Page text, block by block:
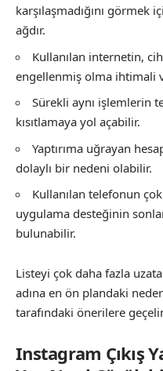
karşılaşmadığını görmek
ağdır.
Kullanılan internetin,
engellenmiş olma ihtimali
Sürekli aynı işlemlerin
kısıtlamaya yol açabilir.
Yaptırıma uğrayan
dolaylı bir nedeni olabilir.
Kullanılan telefonun
uygulama desteğinin
bulunabilir.
Listeyi çok daha fazla
adına en ön plandaki
tarafındaki önerilere
Instagram Çıkış